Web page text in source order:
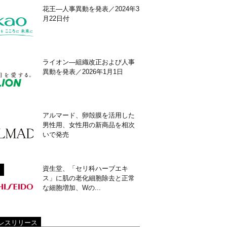
花王―人事異動を発表／2024年3
月22日付
ライオン―組織改正および人事
異動を発表／2026年1月1日
アルマード、卵殻膜を活用した
男性用、女性用の新商品を相次
いで発売
資生堂、「セリ科ハーブエキ
ス」に肌の老化細胞除去と正常
な細胞増加、Wの...
スリリース